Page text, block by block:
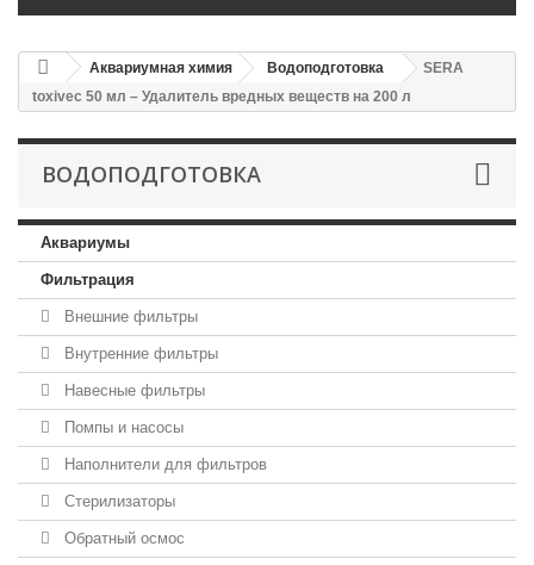
Аквариумная химия Водоподготовка
SERA
toxivec 50 мл – Удалитель вредных веществ на 200 л
ВОДОПОДГОТОВКА
Аквариумы
Фильтрация
Внешние фильтры
Внутренние фильтры
Навесные фильтры
Помпы и насосы
Наполнители для фильтров
Стерилизаторы
Обратный осмос